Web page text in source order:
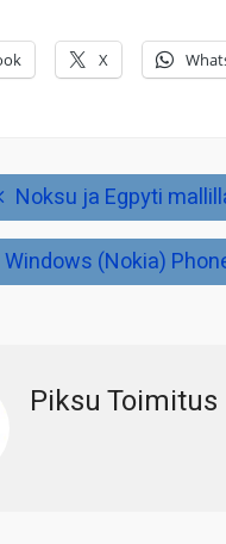
X
Noksu ja Egpyti
Windows (Nokia)
Piksu Toimitus